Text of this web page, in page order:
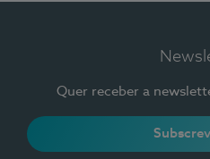
Quer receber a